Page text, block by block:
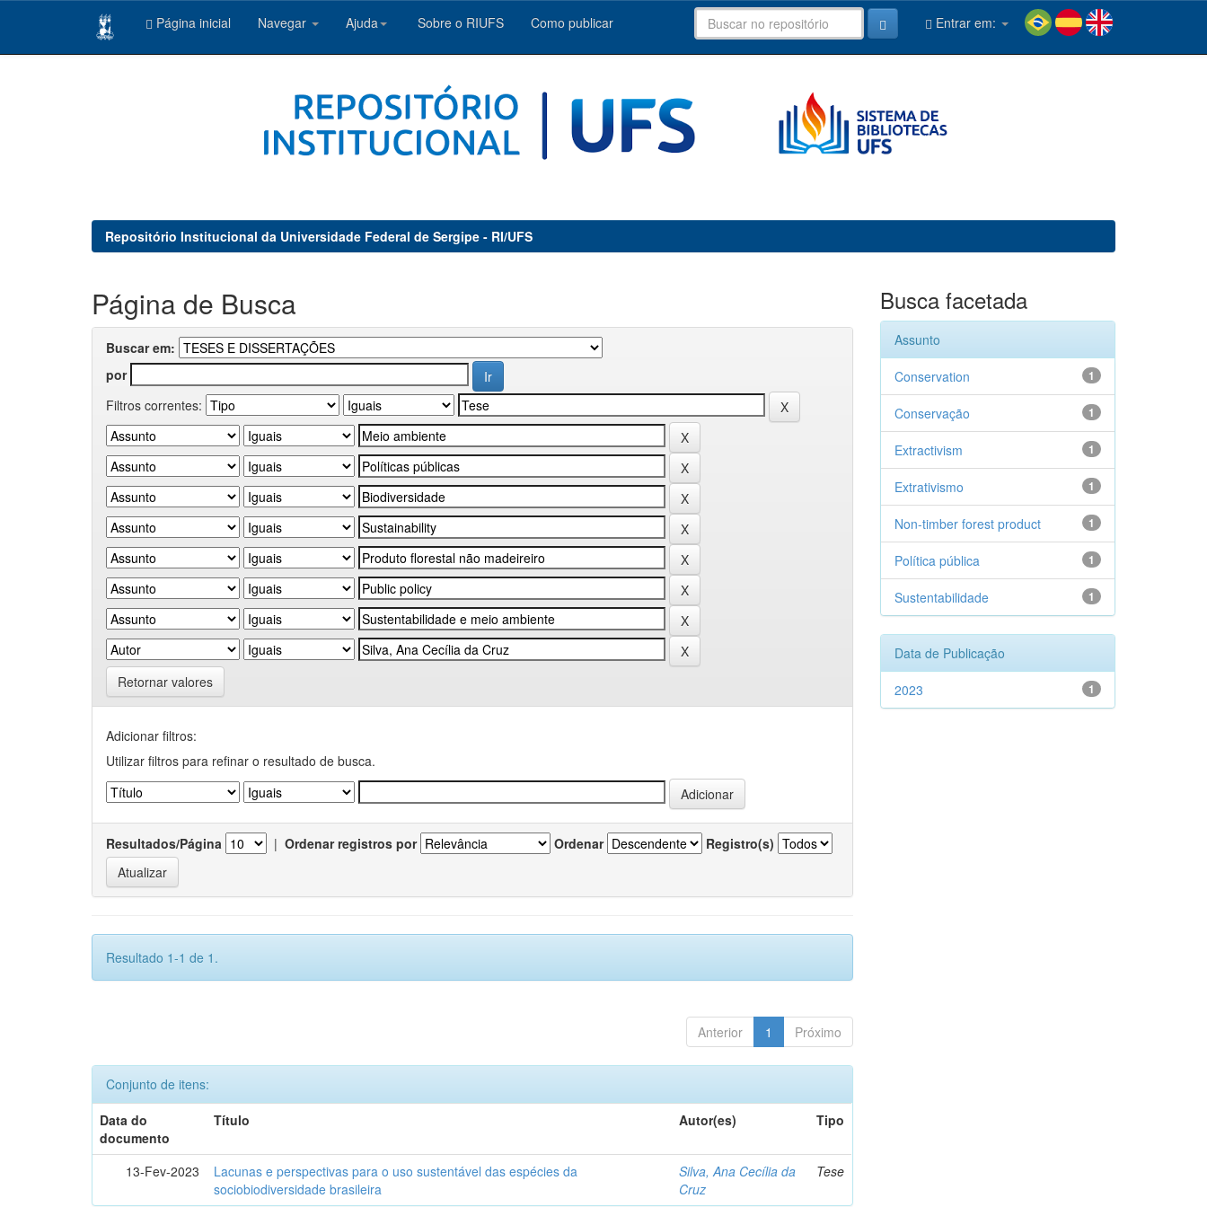
Página inicial Navegar Ajuda Sobre o RIUFS Como publicar Entrar em:
Repositório Institucional da Universidade Federal de Sergipe - RI/UFS
Página de Busca
Buscar em:
por
Filtros correntes:
Retornar valores
Adicionar filtros:
Utilizar filtros para refinar o resultado de busca.
Resultados/Página | Ordenar registros por Ordenar Registro(s)
Resultado 1-1 de 1.
Anterior 1 Próximo
Conjunto de itens:
Data do
documento
Título Autor(es) Tipo
13-Fev-2023
Lacunas e perspectivas para o uso sustentável das espécies da
sociobiodiversidade brasileira
Silva, Ana Cecília da
Cruz
Tese
Busca facetada
Assunto
1
Conservation
1
Conservação
1
Extractivism
1
Extrativismo
1
Non-timber forest product
1
Política pública
1
Sustentabilidade
Data de Publicação
1
2023